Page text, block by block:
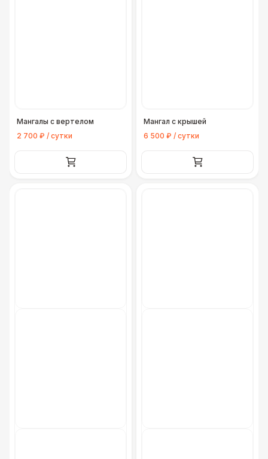
Мангалы с вертелом
2 700 ₽ / сутки
Мангал с крышей
6 500 ₽ / сутки